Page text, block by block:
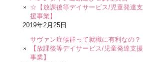
☆【放課後等デイサービス/児童発達支
援事業】
2019年2月25日
サヴァン症候群って就職に有利なの？
【放課後等デイサービス/児童発達支援
事業】